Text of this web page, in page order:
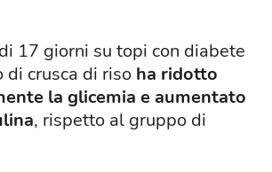
17 giorni su topi con diabete
crusca di riso ha ridotto
la glicemia e aumentato
, rispetto al gruppo di